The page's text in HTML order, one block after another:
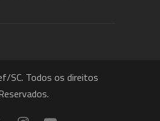
SC. Todos os direitos